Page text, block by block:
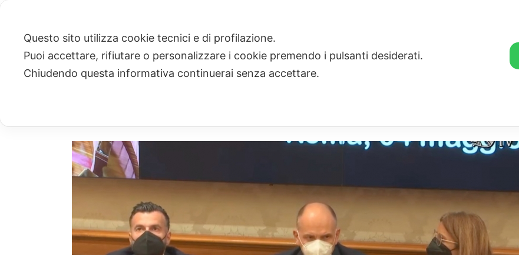
ARCHIVIO
Questo sito utilizza cookie tecnici e di profilazione.
Puoi accettare, rifiutare o personalizzare i cookie premendo i pulsanti desiderati.
Chiudendo questa informativa continuerai senza accettare.